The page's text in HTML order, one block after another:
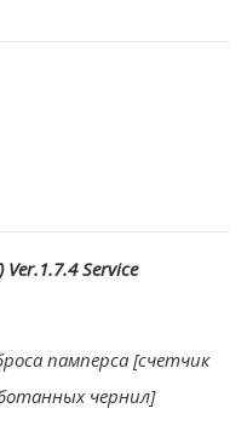
Ver.1.7.4 Service
памперса [счетчик
чернил]